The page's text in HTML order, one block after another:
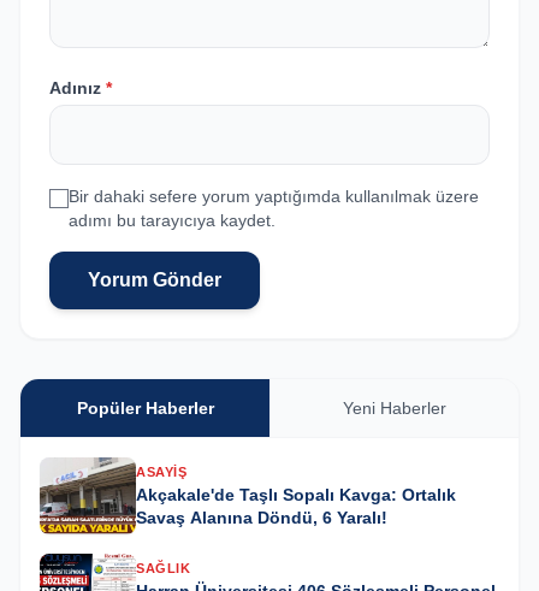
Adınız *
Bir dahaki sefere yorum yaptığımda kullanılmak üzere
adımı bu tarayıcıya kaydet.
Yorum Gönder
Popüler Haberler Yeni Haberler
ASAYIŞ
Akçakale'de Taşlı Sopalı Kavga: Ortalık
Savaş Alanına Döndü, 6 Yaralı!
SAĞLIK